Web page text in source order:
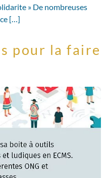
» De nombreuses
[…]
pour la faire